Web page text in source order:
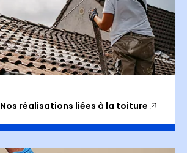
Nos réalisations liées à la toiture